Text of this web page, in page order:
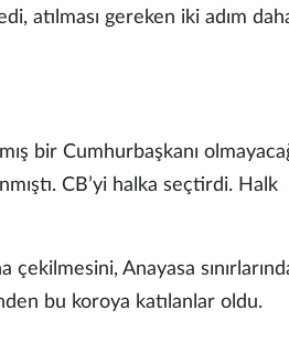
atılması gereken iki adım
bir Cumhurbaşkanı
CB’yi halka seçtirdi. Halk
çekilmesini, Anayasa
bu koroya katılanlar oldu.